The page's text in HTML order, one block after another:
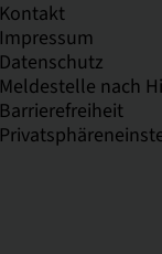
Kontakt
Impressum
Datenschutz
Meldestelle nach
Barrierefreiheit